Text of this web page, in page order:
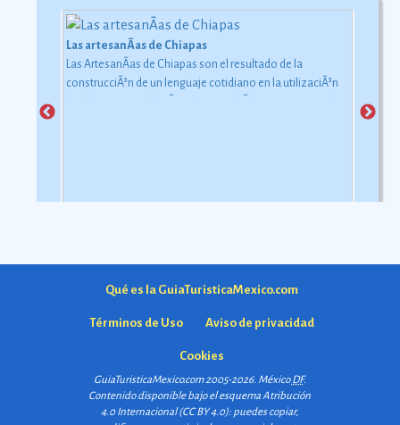
Las artesanÃ­as de Chiapas
Las ArtesanÃ­as de Chiapas son el resultado de la
construcciÃ³n de un lenguaje cotidiano en la utilizaciÃ³n
Qué es la GuiaTuristicaMexico.com
Términos de Uso Aviso de privacidad
Cookies
GuiaTuristicaMexico.com 2005-2026. MéxicoDF.
Contenido disponible bajo el esquemaAtribución
4.0 Internacional (CC BY 4.0): puedes copiar,